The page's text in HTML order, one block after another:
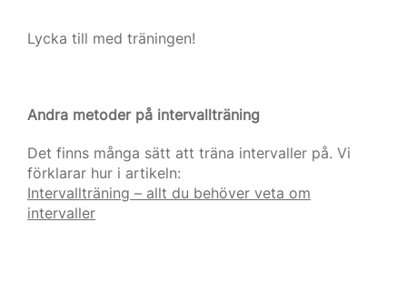
Lycka till med träningen!
Andra metoder på intervallträning
Det finns många sätt att träna intervaller på. Vi
förklarar hur i artikeln:
Intervallträning – allt du behöver veta om
intervaller